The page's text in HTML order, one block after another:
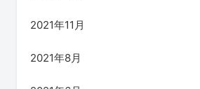
2021年11月
2021年8月